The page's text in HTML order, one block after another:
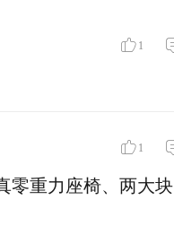
1
1
零重力座椅、两大块